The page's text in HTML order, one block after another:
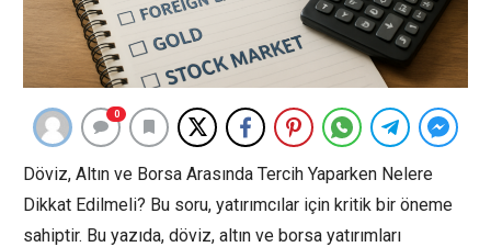
0
Döviz, Altın ve Borsa Arasında Tercih Yaparken Nelere
Dikkat Edilmeli? Bu soru, yatırımcılar için kritik bir öneme
sahiptir. Bu yazıda, döviz, altın ve borsa yatırımları